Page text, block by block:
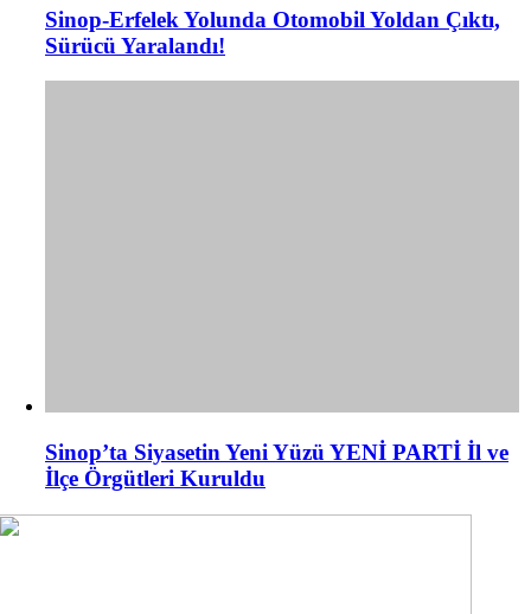
Sinop-Erfelek Yolunda Otomobil Yoldan Çıktı,
Sürücü Yaralandı!
Sinop’ta Siyasetin Yeni Yüzü YENİ PARTİ İl ve
İlçe Örgütleri Kuruldu